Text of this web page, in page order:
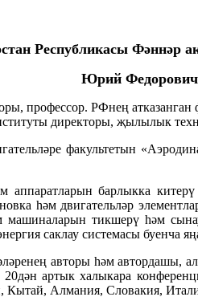
Республикасы Фәннәр
Юрий
профессор. РФнең
директоры, җылылык
факультетын
барлыкка
һәм двигательләр
тикшерү һәм
саклау системасы буенча
авторы һәм автордашы,
артык халыкара
Кытай, Алмания, Словакия,